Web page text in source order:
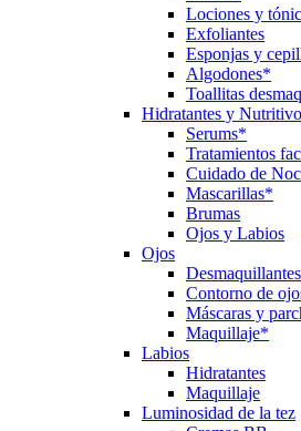
Lociones y
Exfoliantes
Esponjas y
Algodones*
Toallitas
Hidratantes y
Serums*
Tratamientos
Cuidado de
Mascarillas*
Brumas
Ojos y Labios
Ojos
Desmaquillantes
Contorno de
Máscaras y
Maquillaje*
Labios
Hidratantes
Maquillaje
Luminosidad de la tez